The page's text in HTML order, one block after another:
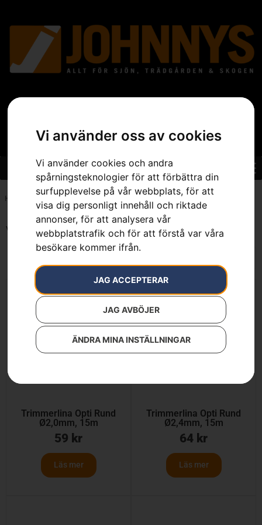
Vi använder oss av cookies
Vi använder cookies och andra
spårningsteknologier för att förbättra din
surfupplevelse på vår webbplats, för att
visa dig personligt innehåll och riktade
annonser, för att analysera vår
webbplatstrafik och för att förstå var våra
besökare kommer ifrån.
JAG ACCEPTERAR
JAG AVBÖJER
ÄNDRA MINA INSTÄLLNINGAR
Hem Sortiment » » Grästrimmer Sida 10
Visar 109–120 av 136 resultat
Trimmerlina Opti Rund
Ø2,0mm, 15m
59 kr
Läs mer
Trimmerlina Opti Rund
Ø2,4mm, 15m
64 kr
Läs mer